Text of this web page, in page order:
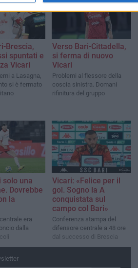
Brescia,
spuntati e
Vicari
a Lasagna,
si è fermato
Verso Bari-Cittadella,
si ferma di nuovo
Vicari
Problemi al flessore della
coscia sinistra. Domani
rifinitura del gruppo
solo una
Dovrebbe
la
era
dalla
Vicari: «Felice per il
gol. Sogno la A
conquistata sul
campo col Bari»
Conferenza stampa del
difensore centrale a 48 ore
dal successo di Brescia